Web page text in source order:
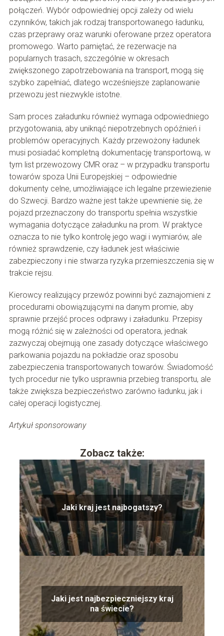
połączeń. Wybór odpowiedniej opcji zależy od wielu
czynników, takich jak rodzaj transportowanego ładunku,
czas przeprawy oraz warunki oferowane przez operatora
promowego. Warto pamiętać, że rezerwacje na
popularnych trasach, szczególnie w okresach
zwiększonego zapotrzebowania na transport, mogą się
szybko zapełniać, dlatego wcześniejsze zaplanowanie
przewozu jest niezwykle istotne.
Sam proces załadunku również wymaga odpowiedniego
przygotowania, aby uniknąć niepotrzebnych opóźnień i
problemów operacyjnych. Każdy przewożony ładunek
musi posiadać kompletną dokumentację transportową, w
tym list przewozowy CMR oraz – w przypadku transportu
towarów spoza Unii Europejskiej – odpowiednie
dokumenty celne, umożliwiające ich legalne przewiezienie
do Szwecji. Bardzo ważne jest także upewnienie się, że
pojazd przeznaczony do transportu spełnia wszystkie
wymagania dotyczące załadunku na prom. W praktyce
oznacza to nie tylko kontrolę jego wagi i wymiarów, ale
również sprawdzenie, czy ładunek jest właściwie
zabezpieczony i nie stwarza ryzyka przemieszczenia się w
trakcie rejsu.
Kierowcy realizujący przewóz powinni być zaznajomieni z
procedurami obowiązującymi na danym promie, aby
sprawnie przejść proces odprawy i załadunku. Przepisy
mogą różnić się w zależności od operatora, jednak
zazwyczaj obejmują one zasady dotyczące właściwego
parkowania pojazdu na pokładzie oraz sposobu
zabezpieczenia transportowanych towarów. Świadomość
tych procedur nie tylko usprawnia przebieg transportu, ale
także zwiększa bezpieczeństwo zarówno ładunku, jak i
całej operacji logistycznej.
Artykuł sponsorowany
Zobacz także:
Jaki kraj jest najbogatszy?
Jaki jest najbezpieczniejszy kraj
na świecie?